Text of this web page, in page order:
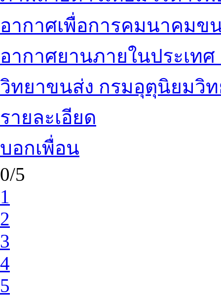
อากาศเพื่อการคมนาคมข
อากาศยานภายในประเท
วิทยาขนส่ง กรมอุตุนิยมวิท
รายละเอียด
บอกเพื่อน
0/5
1
2
3
4
5